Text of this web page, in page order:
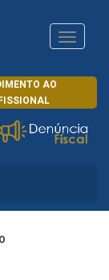
AO
CRCRJ